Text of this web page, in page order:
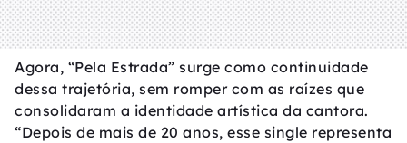
Agora, “Pela Estrada” surge como continuidade
dessa trajetória, sem romper com as raízes que
consolidaram a identidade artística da cantora.
“Depois de mais de 20 anos, esse single representa